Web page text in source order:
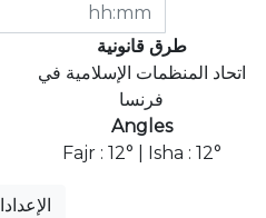
طرق قانونية
اتحاد المنظمات الإسلامية في
فرنسا
Angles
Fajr : 12° | Isha : 12°